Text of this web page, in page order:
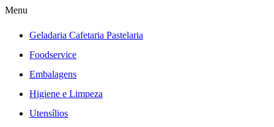
Menu
Geladaria Cafetaria Pastelaria
Foodservice
Embalagens
Higiene e Limpeza
Utensílios